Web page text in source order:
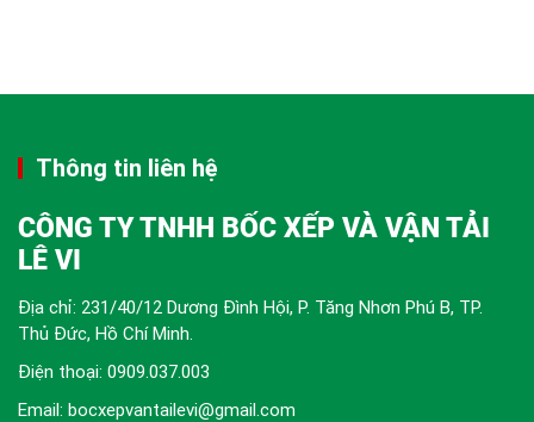
Thông tin liên hệ
CÔNG TY TNHH BỐC XẾP VÀ VẬN TẢI
LÊ VI
Địa chỉ: 231/40/12 Dương Đình Hội, P. Tăng Nhơn Phú B, TP.
Thủ Đức, Hồ Chí Minh.
Điện thoại: 0909.037.003
Email: bocxepvantailevi@gmail.com